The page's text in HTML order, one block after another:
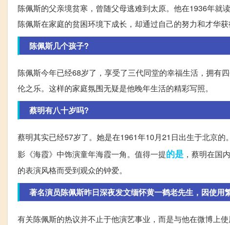
陈佩斯的父亲境贫寒，曾随父母逃难到太原。他在1936年就
陈佩斯在家庭的贫困环境下成长，却通过自己的努力和才华获
陈佩斯几个孩子?
陈佩斯今年已经68岁了，享受了三代同堂的幸福生活，拥有
伦之乐。这样的家庭氛围无疑是他晚年生活的精彩写照。
蔡明有八十岁吗?
蔡明其实已经57岁了。她是在1961年10月21日出生于北京
影《海霞》中饰演童年海霞一角。值得一提的是 ，蔡明在国
的表演风格而受到观众的钟爱。
著名演员陈佩斯昨日深夜发文缅怀黄一鹤老先生，因使
有关陈佩斯的热议并不止于他演艺事业，而是与他在微博上